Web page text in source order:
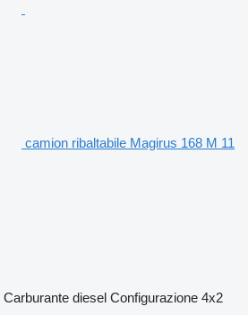
camion ribaltabile Magirus 168 M 11
Carburante diesel Configurazione 4x2